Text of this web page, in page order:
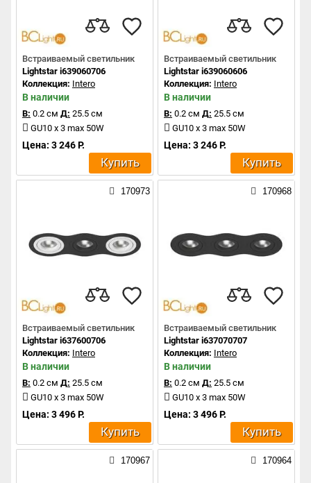
Встраиваемый светильник
Lightstar i639060706
Коллекция: Intero
В наличии
В: 0.2 см Д: 25.5 см
GU10 x 3 max 50W
Цена: 3 246 Р.
Купить
Встраиваемый светильник
Lightstar i639060606
Коллекция: Intero
В наличии
В: 0.2 см Д: 25.5 см
GU10 x 3 max 50W
Цена: 3 246 Р.
Купить
170973
Встраиваемый светильник
Lightstar i637600706
Коллекция: Intero
В наличии
В: 0.2 см Д: 25.5 см
GU10 x 3 max 50W
Цена: 3 496 Р.
Купить
170968
Встраиваемый светильник
Lightstar i637070707
Коллекция: Intero
В наличии
В: 0.2 см Д: 25.5 см
GU10 x 3 max 50W
Цена: 3 496 Р.
Купить
170967 170964